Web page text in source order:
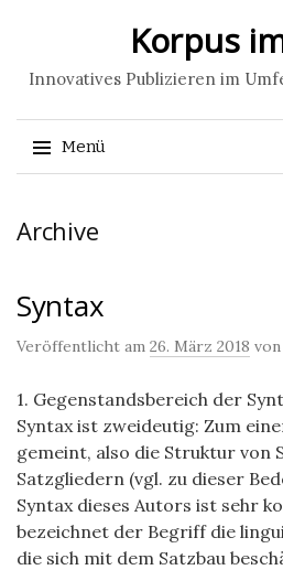
Korpus
Innovatives Publizieren im
Menü
zum
Archive
Syntax
Veröffentlicht am 26. März 2018 von
1. Gegenstandsbereich der
Syntax ist zweideutig: Zum
gemeint, also die Struktur von
Satzgliedern (vgl. zu dieser
Syntax dieses Autors ist sehr
bezeichnet der Begriff die
die sich mit dem Satzbau